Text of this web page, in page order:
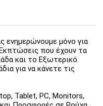
ενημερώνουμε μόνο για
που έχουν τα
και το Εξωτερικό.
για να κάνετε τις
Tablet, PC, Monitors,